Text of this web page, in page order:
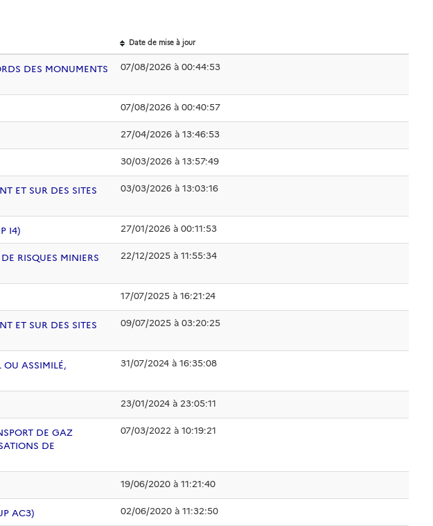
Date de mise à jour
DES MONUMENTS
07/08/2026 à 00:44:53
07/08/2026 à 00:40:57
27/04/2026 à 13:46:53
30/03/2026 à 13:57:49
ET SUR DES SITES
03/03/2026 à 13:03:16
I4) 27/01/2026 à 00:11:53
RISQUES MINIERS
22/12/2025 à 11:55:34
17/07/2025 à 16:21:24
ET SUR DES SITES
09/07/2025 à 03:20:25
OU ASSIMILÉ,
31/07/2024 à 16:35:08
23/01/2024 à 23:05:11
DE GAZ
DE
07/03/2022 à 10:19:21
19/06/2020 à 11:21:40
AC3) 02/06/2020 à 11:32:50